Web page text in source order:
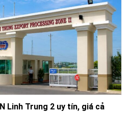
Linh Trung 2 uy tín, giá cả